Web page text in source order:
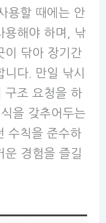
용할 때에는 안
용해야 하며, 낚
이 닦아 장기간
다. 만일 낚시
구조 요청을 하
을 갖추어두는
수칙을 준수하
운 경험을 즐길